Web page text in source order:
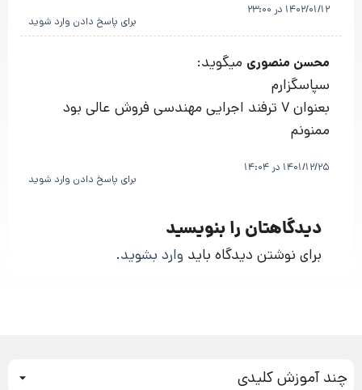
1402/01/12 در 23:00
برای پاسخ دادن وارد شوید
محسن منصوری میگوید:
سپاسگزارم
بعنوان 7 ترفند اجرایی مهندسی فروش عالی بود
ممنونم
1401/12/25 در 14:04
برای پاسخ دادن وارد شوید
دیدگاهتان را بنویسید
برای نوشتن دیدگاه باید وارد بشوید.
چند آموزش کلیدی